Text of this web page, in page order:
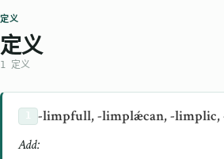
定义
定义
1 定义
-limpfull, -limplǽcan, -limplic,
Add: